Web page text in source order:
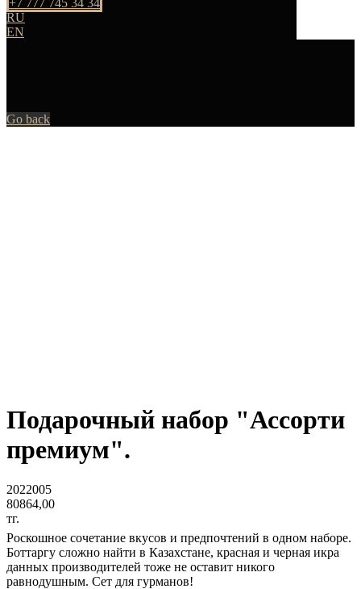
+7 777 745 34 34
RU
EN
Go back
Подарочный набор "Ассорти
премиум".
2022005
80864,00
тг.
Роскошное сочетание вкусов и предпочтений в одном наборе.
Боттаргу сложно найти в Казахстане, красная и черная икра
данных производителей тоже не оставит никого
равнодушным. Сет для гурманов!